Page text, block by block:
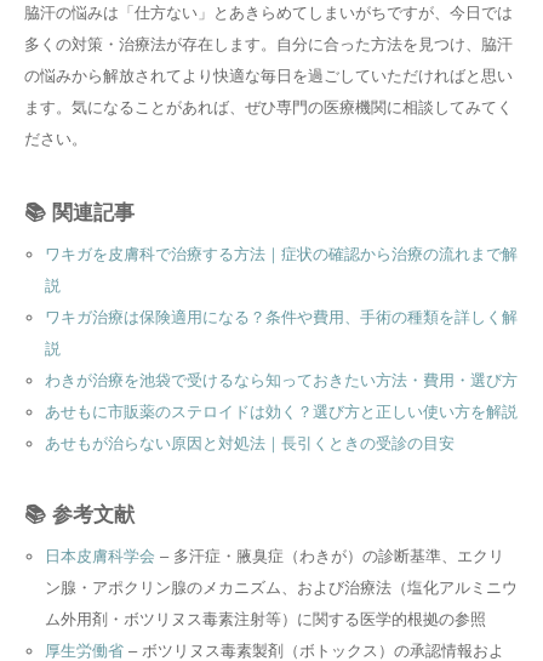
脇汗の悩みは「仕方ない」とあきらめてしまいがちですが、今日では
多くの対策・治療法が存在します。自分に合った方法を見つけ、脇汗
の悩みから解放されてより快適な毎日を過ごしていただければと思い
ます。気になることがあれば、ぜひ専門の医療機関に相談してみてく
ださい。
📚 関連記事
ワキガを皮膚科で治療する方法｜症状の確認から治療の流れまで解
説
ワキガ治療は保険適用になる？条件や費用、手術の種類を詳しく解
説
わきが治療を池袋で受けるなら知っておきたい方法・費用・選び方
あせもに市販薬のステロイドは効く？選び方と正しい使い方を解説
あせもが治らない原因と対処法｜長引くときの受診の目安
📚 参考文献
日本皮膚科学会 – 多汗症・腋臭症（わきが）の診断基準、エクリ
ン腺・アポクリン腺のメカニズム、および治療法（塩化アルミニウ
ム外用剤・ボツリヌス毒素注射等）に関する医学的根拠の参照
厚生労働省– ボツリヌス毒素製剤（ボトックス）の承認情報およ